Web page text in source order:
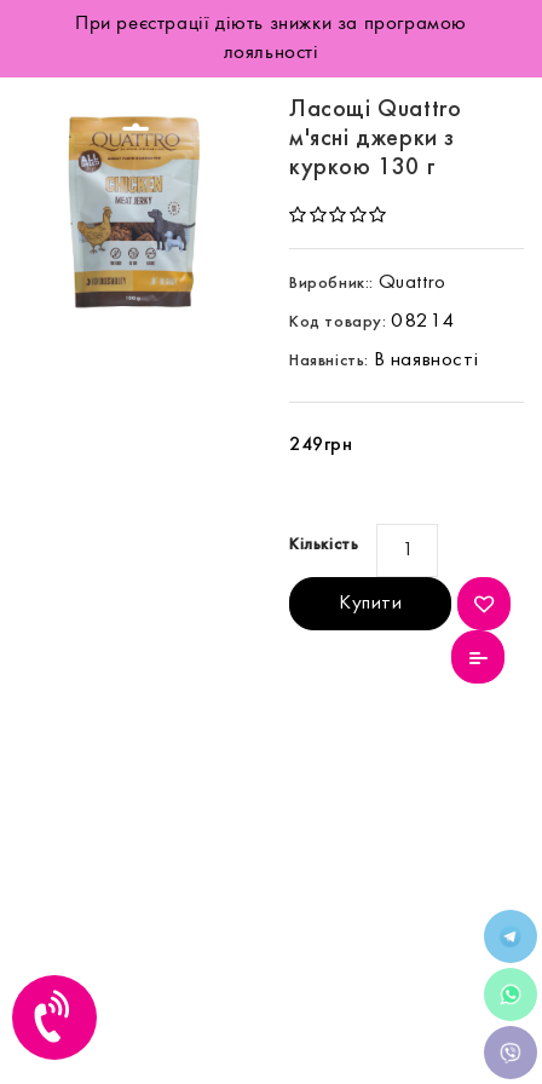
При реєстрації діють знижки за програмою
лояльності
Ласощі Quattro
м'ясні джерки з
куркою 130 г
Виробник:: Quattro
Код товару:08214
Наявність: В наявності
249грн
Кількість
Купити